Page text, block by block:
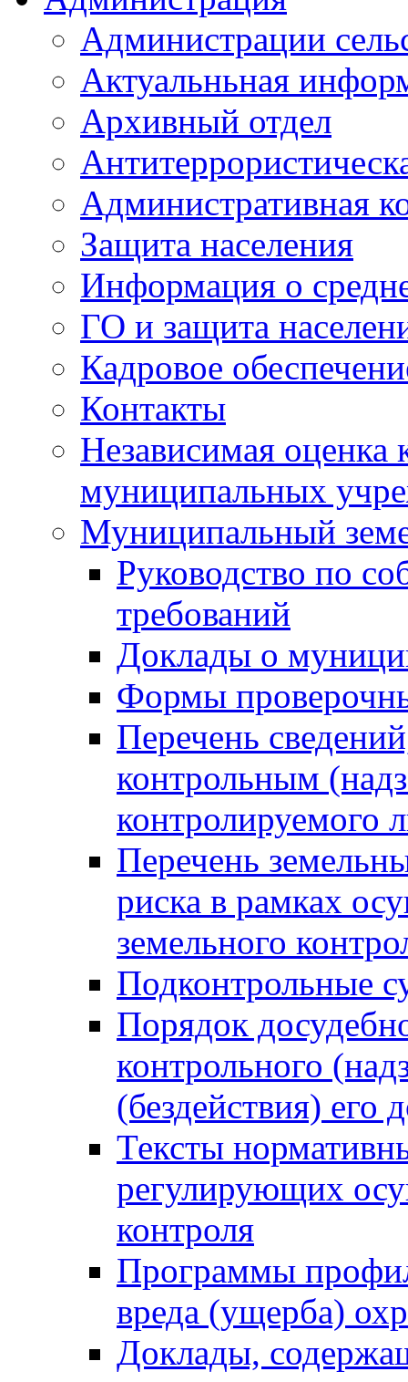
Администрации
Актуальньная
Архивный отдел
Административная
Защита населения
Информация о
ГО и защита
Кадровое
Контакты
Независимая оценка
муниципальных
Муниципальный
Руководство по
требований
Доклады о
Формы
Перечень
контрольным
контролируемого
Перечень
риска в рамках
земельного
Подконтрольные
Порядок
контрольного
(бездействия)
Тексты
регулирующих
контроля
Программы
вреда (ущерба)
Доклады,